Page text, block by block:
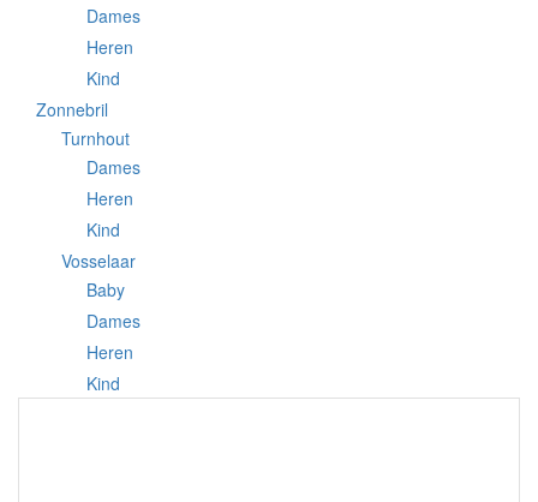
Dames
Heren
Kind
Zonnebril
Turnhout
Dames
Heren
Kind
Vosselaar
Baby
Dames
Heren
Kind